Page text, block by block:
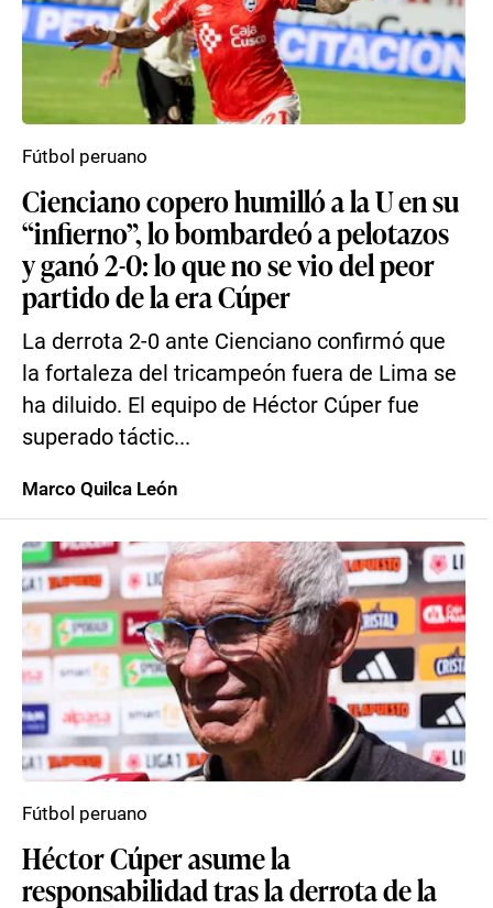
Cienciano copero humilló a la U en su
“infierno”, lo bombardeó a pelotazos
y ganó 2-0: lo que no se vio del peor
partido de la era Cúper
La derrota 2-0 ante Cienciano confirmó que
la fortaleza del tricampeón fuera de Lima se
ha diluido. El equipo de Héctor Cúper fue
superado táctic...
Fútbol peruano
Marco Quilca León
Héctor Cúper asume la
responsabilidad tras la derrota de la
Fútbol peruano